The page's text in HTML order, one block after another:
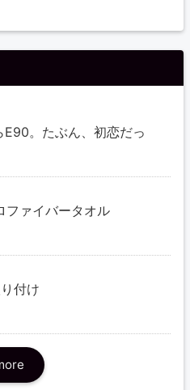
。たぶん、初恋だっ
ファイバータオル
付け